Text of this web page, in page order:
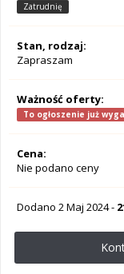
Zatrudnię
Stan, rodzaj:
Zapraszam
Ważność oferty:
To ogłoszenie już
Cena:
Nie podano ceny
Dodano 2 Maj 2024-